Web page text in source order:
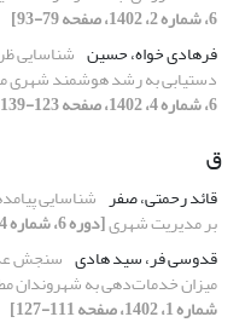
6، شماره 2، 1402، صفحه 79-93]
فرهادی خواه، حسین شناسایی
دستیابی به رشد هوشمند شهری
6، شماره 4، 1402، صفحه 123-139]
ق
قائد رحمتی، صفر شناسایی
بر مدیریت شهری[دوره 6، شماره 4، 1402، صفحه 1-25]
قدوسی فر، سید هادی سنجش
میزان خدمات‌دهی به شهروندان
شماره 1، 1402، صفحه 111-127]